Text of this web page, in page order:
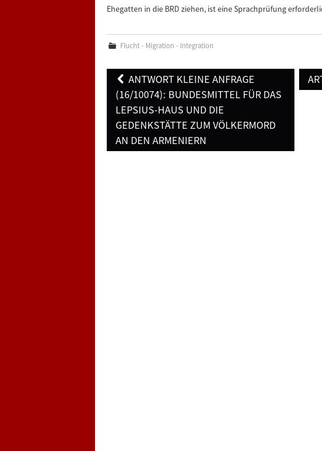
Ehegatten in die BRD ziehen, ist eine Sprachprüfung
Flucht - Migration - Integration
Post
navigation
ANTWORT KLEINE ANFRAGE
(16/10074): BUNDESMITTEL FÜR DAS
LEPSIUS-HAUS UND DIE
GEDENKSTÄTTE ZUM VÖLKERMORD
AN DEN ARMENIERN